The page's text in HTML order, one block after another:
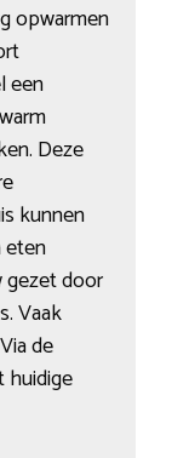
opwarmen
een
Deze
kunnen
eten
door
Vaak
de
huidige